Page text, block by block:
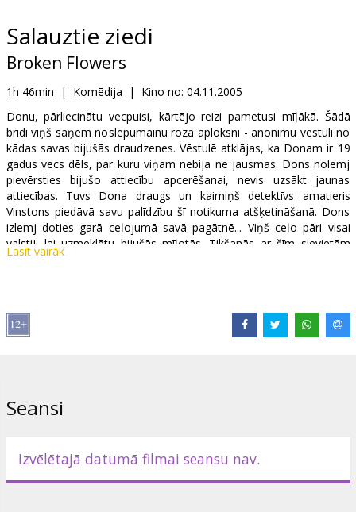
B2B
Kino
Klubs
Salauztie ziedi
Broken Flowers
1h 46min | Komēdija | Kino no: 04.11.2005
Donu, pārliecinātu vecpuisi, kārtējo reizi pametusi mīļākā. Šādā
brīdī viņš saņem noslēpumainu rozā aploksni - anonīmu vēstuli no
kādas savas bijušās draudzenes. Vēstulē atklājas, ka Donam ir 19
gadus vecs dēls, par kuru viņam nebija ne jausmas. Dons nolemj
pievērsties bijušo attiecību apcerēšanai, nevis uzsākt jaunas
attiecības. Tuvs Dona draugs un kaimiņš detektīvs amatieris
Vinstons piedāvā savu palīdzību šī notikuma atšķetināšanā. Dons
izlemj doties garā ceļojumā savā pagātnē... Viņš ceļo pāri visai
valstij, lai uzmeklētu bijušās mīļotās. Tikšanās ar šīm sievietēm
sagādā jaunus pārsteigumus, kas attiecas gan uz viņa pagātni, gan
"Spoku suns", "Mironis") jaunākā filma "Salauztie ziedi" ar lielisko
komiķi Bilu Mureju ("Pazudis tulkojumā", "Ūdensdzīve ar Stīvu
Lomās: Bill Murray, Jeffrey Wright, Frances Conroy, Jessica Lange,
Sharon Stone, Tilda Swinton
Filma angļu valodā ar subtitriem latviešu un krievu valodā.
Lasīt vairāk
Seansi
Izvēlētajā datumā filmai seansu nav.